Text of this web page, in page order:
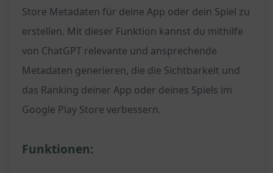
Store Metadaten für deine App oder dein Spiel zu
erstellen. Mit dieser Funktion kannst du mithilfe
von ChatGPT relevante und ansprechende
Metadaten generieren, die die Sichtbarkeit und
das Ranking deiner App oder deines Spiels im
Google Play Store verbessern.
Funktionen: